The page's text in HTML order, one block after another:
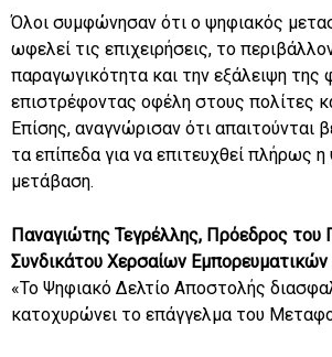
Όλοι συμφώνησαν ότι ο ψηφιακός
ωφελεί τις επιχειρήσεις, το
παραγωγικότητα και την εξάλειψη της
επιστρέφοντας οφέλη στους πολίτες
Επίσης, αναγνώρισαν ότι απαιτούνται
τα επίπεδα για να επιτευχθεί πλήρως
μετάβαση.
Παναγιώτης Τεγρέλλης, Πρόεδρος του
Συνδικάτου Χερσαίων
«Το Ψηφιακό Δελτίο Αποστολής
κατοχυρώνει το επάγγελμα του